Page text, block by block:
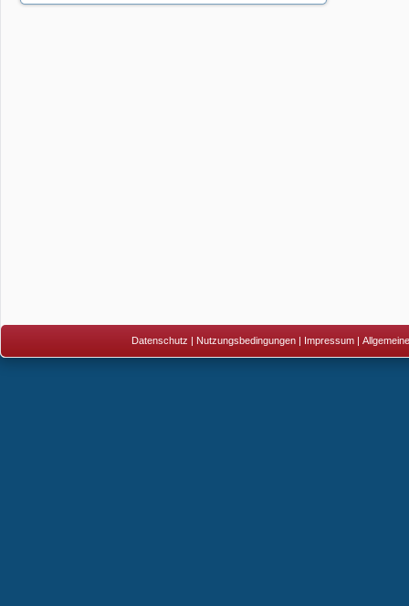
Datenschutz | Nutzungsbedingungen| Impressum|